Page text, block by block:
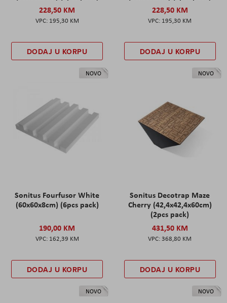
228,50 KM
195,30 KM
DODAJ U KORPU
228,50 KM
195,30 KM
DODAJ U KORPU
NOVO
Sonitus Fourfusor White
(60x60x8cm) (6pcs pack)
190,00 KM
162,39 KM
DODAJ U KORPU
NOVO
Sonitus Decotrap Maze
Cherry (42,4x42,4x60cm)
(2pcs pack)
431,50 KM
368,80 KM
DODAJ U KORPU
NOVO NOVO